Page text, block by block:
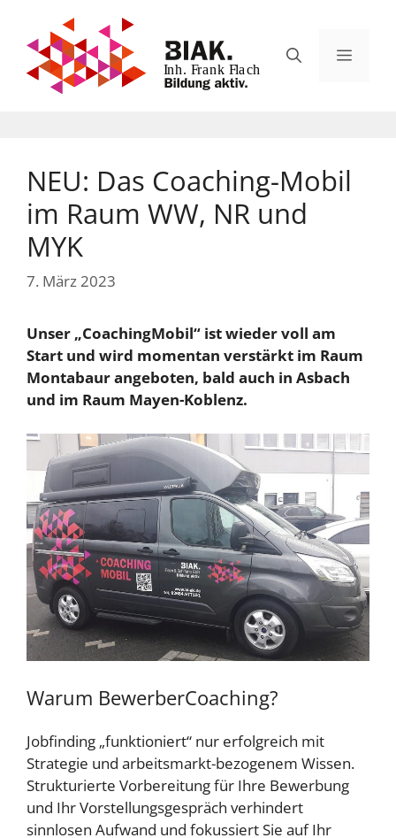
springen
Menü
NEU: Das Coaching-Mobil
im Raum WW, NR und
MYK
7. März 2023
Unser „CoachingMobil“ ist wieder voll am
Start und wird momentan verstärkt im Raum
Montabaur angeboten, bald auch in Asbach
und im Raum Mayen-Koblenz.
Warum BewerberCoaching?
Jobfinding „funktioniert“ nur erfolgreich mit
Strategie und arbeitsmarkt-bezogenem Wissen.
Strukturierte Vorbereitung für Ihre Bewerbung
und Ihr Vorstellungsgespräch verhindert
sinnlosen Aufwand und fokussiert Sie auf Ihr